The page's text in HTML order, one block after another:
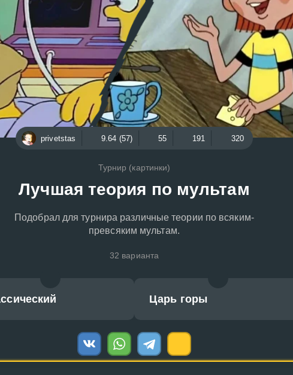
privetstas 9.64 (57) 55 191 320
Турнир (картинки)
Лучшая теория по мультам
Подобрал для турнира различные теории по всяким-
превсяким мультам.
32 варианта
Царь горы